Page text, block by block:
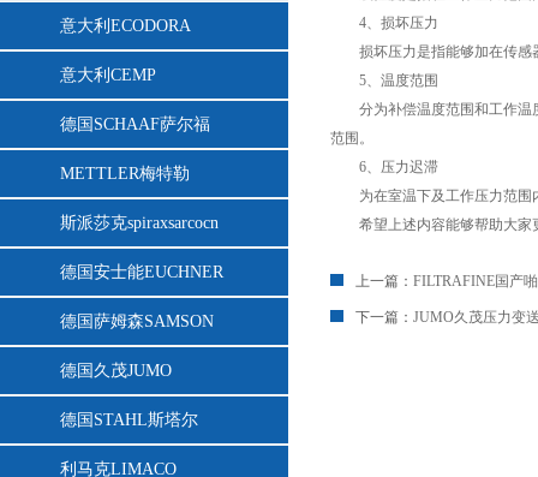
意大利ECODORA
意大利CEMP
德国SCHAAF萨尔福
METTLER梅特勒
斯派莎克spiraxsarcocn
德国安士能EUCHNER
德国萨姆森SAMSON
德国久茂JUMO
德国STAHL斯塔尔
利马克LIMACO
4、损坏压力
损坏压力是指能够加在传感器
5、温度范围
分为补偿温度范围和工作温度范
范围。
6、压力迟滞
为在室温下及工作压力范围内
希望上述内容能够帮助大家更好
上一篇： FILTRAFINE国产
下一篇： JUMO久茂压力变